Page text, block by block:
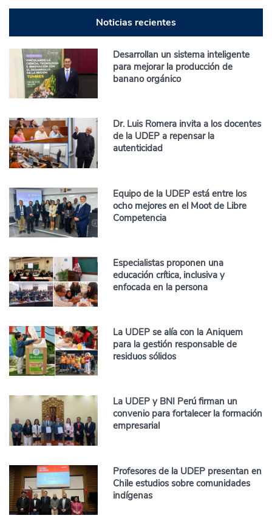
Noticias recientes
Desarrollan un sistema inteligente
para mejorar la producción de
banano orgánico
Dr. Luis Romera invita a los docentes
de la UDEP a repensar la
autenticidad
Equipo de la UDEP está entre los
ocho mejores en el Moot de Libre
Competencia
Especialistas proponen una
educación crítica, inclusiva y
enfocada en la persona
La UDEP se alía con la Aniquem
para la gestión responsable de
residuos sólidos
La UDEP y BNI Perú firman un
convenio para fortalecer la formación
empresarial
Profesores de la UDEP presentan en
Chile estudios sobre comunidades
indígenas